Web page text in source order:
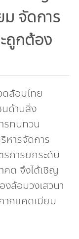
Fund
Fund
จัดการ
ถูกต้อง
ล้อมไทย
ด้านสิ่ง
รทบทวน
หารจัดการ
การยกระดับ
คต จึงได้เชิญ
ล้อมวงเสวนา
ากแคดเมียม